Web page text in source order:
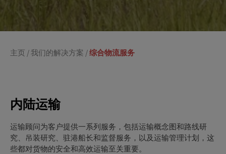
主页 /我们的解决方案 /综合物流服务
内陆运输
运输顾问为客户提供一系列服务，包括运输概念图和路线研
究、吊装研究、驻港船长和监督服务，以及运输管理计划，这
些都对货物的安全和高效运输至关重要。